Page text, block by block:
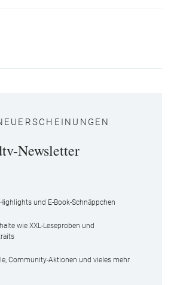
Newsletter
und E-Book-Schnäppchen
wie XXL-Leseproben und
Community-Aktionen und vieles mehr